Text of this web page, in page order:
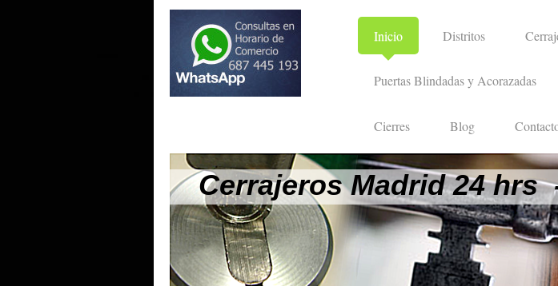
Inicio Distritos
Puertas Blindadas y Acorazadas
Cierres Blog
Cerrajeros Madrid 24 hrs